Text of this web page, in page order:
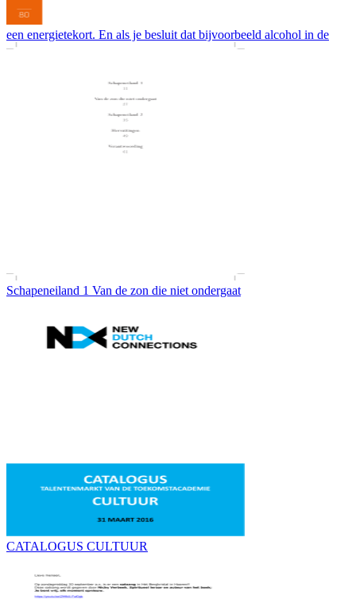
een energietekort. En als je besluit dat bijvoorbeeld alcohol in de
Schapeneiland 1 Van de zon die niet ondergaat
CATALOGUS CULTUUR